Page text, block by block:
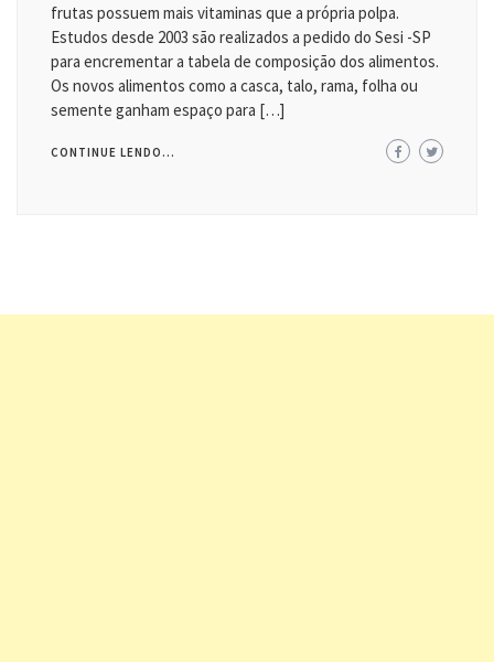
frutas possuem mais vitaminas que a própria polpa.
Estudos desde 2003 são realizados a pedido do Sesi -SP
para encrementar a tabela de composição dos alimentos.
Os novos alimentos como a casca, talo, rama, folha ou
semente ganham espaço para […]
CONTINUE LENDO...